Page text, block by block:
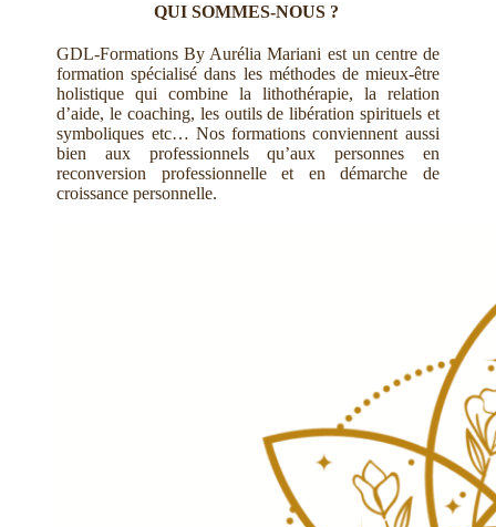
QUI SOMMES-NOUS ?
GDL-Formations By Aurélia Mariani est un centre de
formation spécialisé dans les méthodes de mieux-être
holistique qui combine la lithothérapie, la relation
d’aide, le coaching, les outils de libération spirituels et
symboliques etc… Nos formations conviennent aussi
bien aux professionnels qu’aux personnes en
reconversion professionnelle et en démarche de
croissance personnelle.